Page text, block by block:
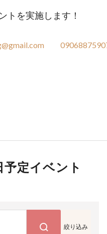
トを実施します！
定イベント
絞り込み